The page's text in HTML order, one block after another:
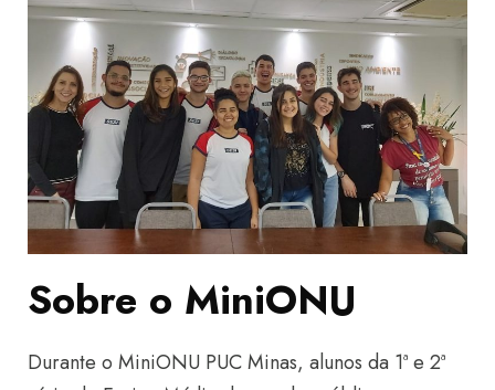
Sobre o MiniONU
Durante o MiniONU PUC Minas, alunos da 1ª e 2ª